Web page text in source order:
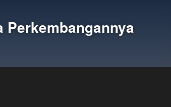
Perkembangannya